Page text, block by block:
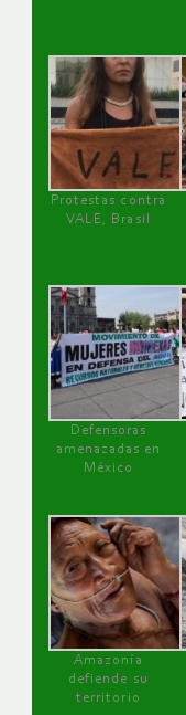
Protestas contra
VALE, Brasil
Defensoras
amenazadas en
México
Amazonía
defiende su
territorio